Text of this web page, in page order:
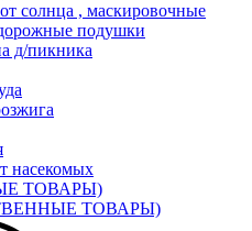
солнца , маскировочные
подушки
д/пикника
насекомых
ТОВАРЫ)
ТОВАРЫ)